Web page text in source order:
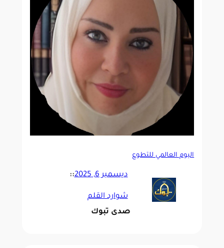
اليوم العالمي للتطوع
ديسمبر 6, 2025 ::
شوارد القلم
صدى تبوك